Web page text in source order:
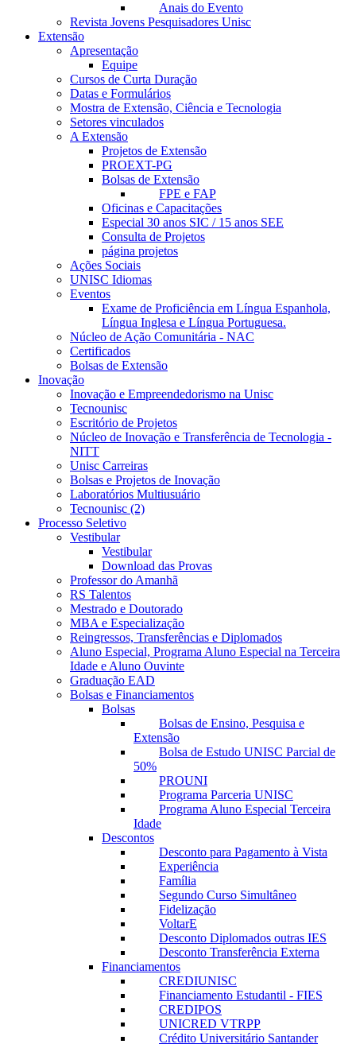
Anais do Evento
Revista Jovens Pesquisadores Unisc
Extensão
Apresentação
Equipe
Cursos de Curta Duração
Datas e Formulários
Mostra de Extensão, Ciência e Tecnologia
Setores vinculados
A Extensão
Projetos de Extensão
PROEXT-PG
Bolsas de Extensão
FPE e FAP
Oficinas e Capacitações
Especial 30 anos SIC / 15 anos SEE
Consulta de Projetos
página projetos
Ações Sociais
UNISC Idiomas
Eventos
Exame de Proficiência em Língua Espanhola,
Língua Inglesa e Língua Portuguesa.
Núcleo de Ação Comunitária - NAC
Certificados
Bolsas de Extensão
Inovação
Inovação e Empreendedorismo na Unisc
Tecnounisc
Escritório de Projetos
Núcleo de Inovação e Transferência de Tecnologia -
NITT
Unisc Carreiras
Bolsas e Projetos de Inovação
Laboratórios Multiusuário
Tecnounisc (2)
Processo Seletivo
Vestibular
Vestibular
Download das Provas
Professor do Amanhã
RS Talentos
Mestrado e Doutorado
MBA e Especialização
Reingressos, Transferências e Diplomados
Aluno Especial, Programa Aluno Especial na Terceira
Idade e Aluno Ouvinte
Graduação EAD
Bolsas e Financiamentos
Bolsas
Bolsas de Ensino, Pesquisa e
Extensão
Bolsa de Estudo UNISC Parcial de
50%
PROUNI
Programa Parceria UNISC
Programa Aluno Especial Terceira
Idade
Descontos
Desconto para Pagamento à Vista
Experiência
Família
Segundo Curso Simultâneo
Fidelização
VoltarE
Desconto Diplomados outras IES
Desconto Transferência Externa
Financiamentos
CREDIUNISC
Financiamento Estudantil - FIES
CREDIPOS
UNICRED VTRPP
Crédito Universitário Santander